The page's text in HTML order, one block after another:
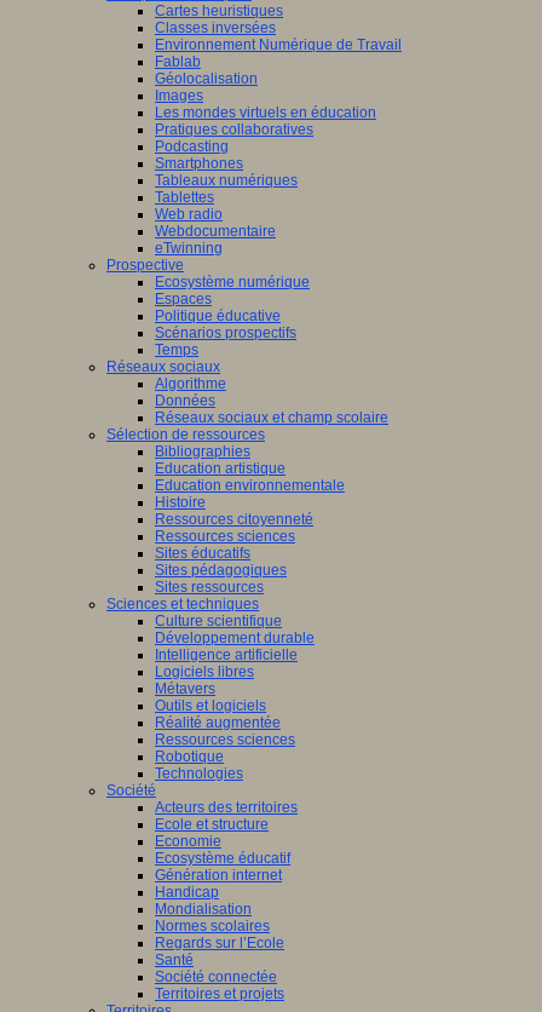
Cartes heuristiques
Classes inversées
Environnement Numérique de Travail
Fablab
Géolocalisation
Images
Les mondes virtuels en éducation
Pratiques collaboratives
Podcasting
Smartphones
Tableaux numériques
Tablettes
Web radio
Webdocumentaire
eTwinning
Prospective
Ecosystème numérique
Espaces
Politique éducative
Scénarios prospectifs
Temps
Réseaux sociaux
Algorithme
Données
Réseaux sociaux et champ scolaire
Sélection de ressources
Bibliographies
Education artistique
Education environnementale
Histoire
Ressources citoyenneté
Ressources sciences
Sites éducatifs
Sites pédagogiques
Sites ressources
Sciences et techniques
Culture scientifique
Développement durable
Intelligence artificielle
Logiciels libres
Métavers
Outils et logiciels
Réalité augmentée
Ressources sciences
Robotique
Technologies
Société
Acteurs des territoires
Ecole et structure
Economie
Ecosystème éducatif
Génération internet
Handicap
Mondialisation
Normes scolaires
Regards sur l’Ecole
Santé
Société connectée
Territoires et projets